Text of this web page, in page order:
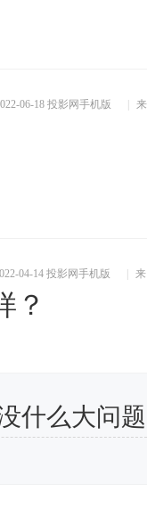
06-18 投影网手机版
04-14 投影网手机版
？
什么大问题